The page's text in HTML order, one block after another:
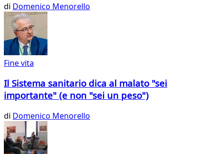
di Domenico Menorello
Fine vita
Il Sistema sanitario dica al malato "sei
importante" (e non "sei un peso")
di Domenico Menorello